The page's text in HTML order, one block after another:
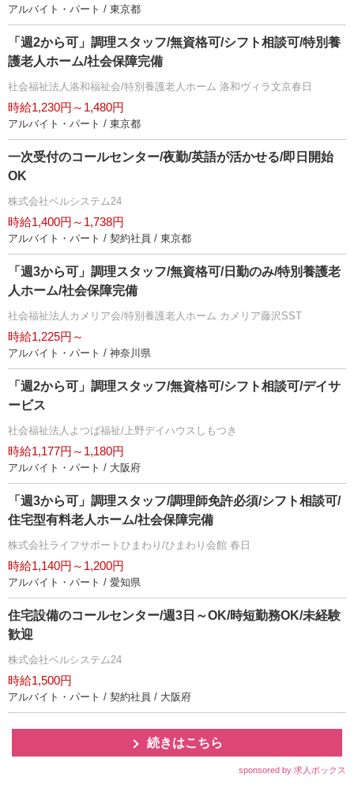
アルバイト・パート / 東京都
「週2から可」調理スタッフ/無資格可/シフト相談可/特別養
護老人ホーム/社会保障完備
社会福祉法人洛和福祉会/特別養護老人ホーム 洛和ヴィラ文京春日
時給1,230円～1,480円
アルバイト・パート / 東京都
一次受付のコールセンター/夜勤/英語が活かせる/即日開始
OK
株式会社ベルシステム24
時給1,400円～1,738円
アルバイト・パート / 契約社員 / 東京都
「週3から可」調理スタッフ/無資格可/日勤のみ/特別養護老
人ホーム/社会保障完備
社会福祉法人カメリア会/特別養護老人ホーム カメリア藤沢SST
時給1,225円～
アルバイト・パート / 神奈川県
「週2から可」調理スタッフ/無資格可/シフト相談可/デイサ
ービス
社会福祉法人よつば福祉/上野デイハウスしもつき
時給1,177円～1,180円
アルバイト・パート / 大阪府
「週3から可」調理スタッフ/調理師免許必須/シフト相談可/
住宅型有料老人ホーム/社会保障完備
株式会社ライフサポートひまわり/ひまわり会館 春日
時給1,140円～1,200円
アルバイト・パート / 愛知県
住宅設備のコールセンター/週3日～OK/時短勤務OK/未経験
歓迎
株式会社ベルシステム24
時給1,500円
アルバイト・パート / 契約社員 / 大阪府
続きはこちら
sponsored by 求人ボックス